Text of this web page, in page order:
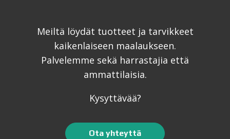
Meiltä löydät tuotteet ja tarvikkeet
kaikenlaiseen maalaukseen.
Palvelemme sekä harrastajia että
ammattilaisia.
Kysyttävää?
Ota yhteyttä